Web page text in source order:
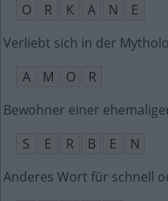
O
R K A N
E
Verliebt sich in der
A
M O
R
Bewohner einer
S
E R B E
N
Anderes Wort für schnell